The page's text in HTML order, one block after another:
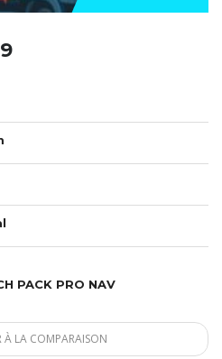
PACK PRO NAV
À LA COMPARAISON